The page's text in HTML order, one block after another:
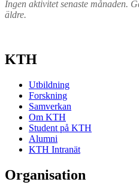
Ingen aktivitet senaste månaden.
äldre.
KTH
Utbildning
Forskning
Samverkan
Om KTH
Student på KTH
Alumni
KTH Intranät
Organisation